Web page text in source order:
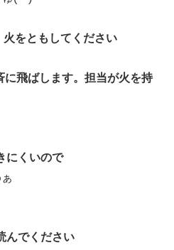
火をともしてください
に飛ばします。担当が火を持
にくいので
んでください